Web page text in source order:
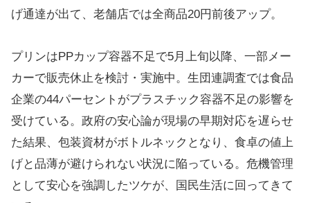
げ通達が出て、老舗店では全商品20円前後アップ。
プリンはPPカップ容器不足で5月上旬以降、一部メー
カーで販売休止を検討・実施中。生団連調査では食品
企業の44パーセントがプラスチック容器不足の影響を
受けている。政府の安心論が現場の早期対応を遅らせ
た結果、包装資材がボトルネックとなり、食卓の値上
げと品薄が避けられない状況に陥っている。危機管理
として安心を強調したツケが、国民生活に回ってきて